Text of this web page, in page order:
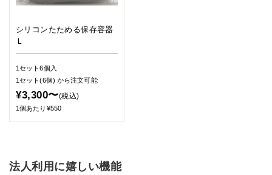
シリコンたためる保存容器
Ｌ
1セット6個入
1セット(6個) から注文可能
¥3,300〜(税込)
1個あたり¥550
法人利用に嬉しい機能